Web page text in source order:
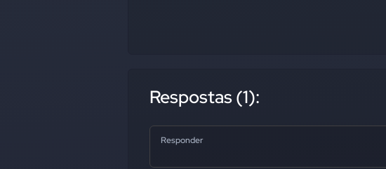
Respostas (1):
Responder